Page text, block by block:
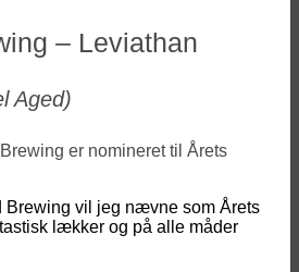
– Leviathan
Aged)
Brewing vil jeg nævne som Årets
lækker og på alle måder